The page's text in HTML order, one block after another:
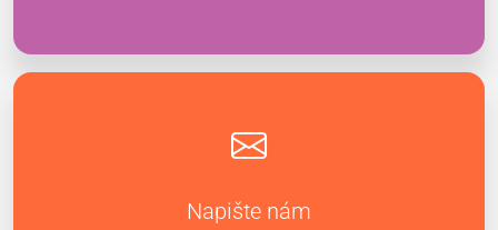
Napište nám